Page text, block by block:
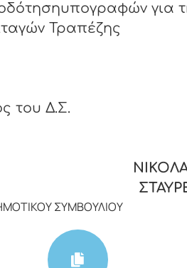
για
Τραπέζης
του Δ.Σ.
ΣΥΜΒΟΥΛΙΟΥ